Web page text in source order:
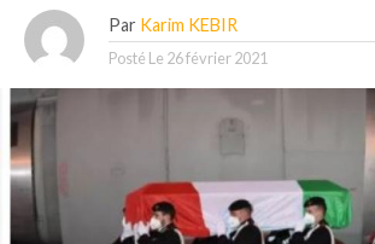
Par Karim KEBIR
Posté Le 26 février 2021